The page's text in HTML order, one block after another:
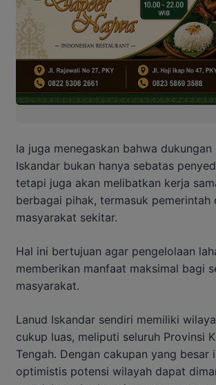
Ia juga menegaskan bahwa dukungan
Iskandar bukan hanya sebatas
tetapi juga akan melibatkan kerja
berbagai pihak, termasuk pemerintah
masyarakat sekitar.
Hal ini bertujuan agar pengelolaan
memberikan manfaat maksimal bagi
masyarakat.
Lanud Iskandar sendiri memiliki
cukup luas, meliputi seluruh Provinsi
Tengah. Dengan cakupan yang besar
optimistis potensi wilayah dapat